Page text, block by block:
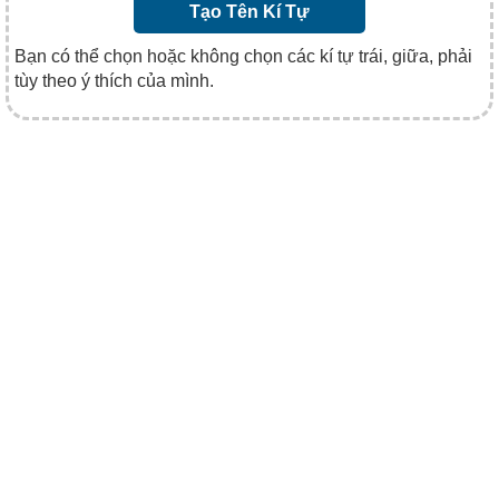
Tạo Tên Kí Tự
Bạn có thể chọn hoặc không chọn các kí tự trái, giữa, phải
tùy theo ý thích của mình.